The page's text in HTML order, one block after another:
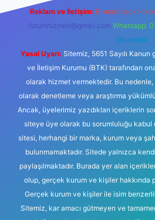
Reklam ve İletişim: E-mail:
forumhizmeti@gmail.com Whatsapp:
@karabul
Yasal Uyarı: Sitemiz, 5651 Sayılı
ve İletişim Kurumu (BTK) tarafından
olarak hizmet vermektedir. Bu
olarak denetleme veya araştırma
Ancak, üyelerimiz yazdıkları içeriklerin
siteye üye olarak bu sorumluluğu kabul
sitesi, herhangi bir marka, kurum veya
bulunmamaktadır. Sitede yalnızca
paylaşılmaktadır. Burada yer alan
olup, gerçek kurum ve kişiler hakkında
Gerçek kurum ve kişiler ile isim
Sitemiz, kar amacı gütmeyen ve